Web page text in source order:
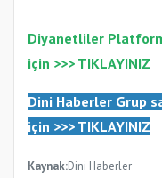
Diyanetliler
için >>> TIKLAYINIZ
Dini Haberler Grup
için >>> TIKLAYINIZ
Kaynak:Dini Haberler